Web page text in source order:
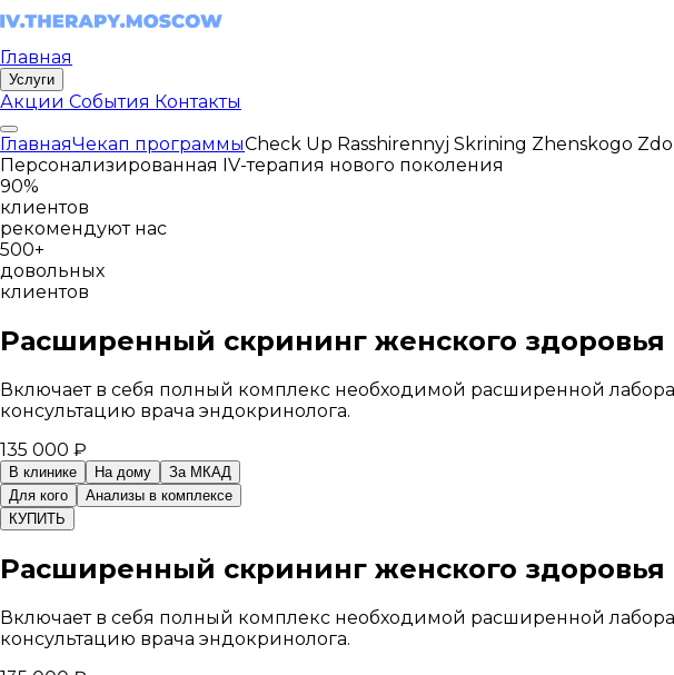
Главная
Услуги
Акции События Контакты
ГлавнаяЧекап программыCheck Up Rasshirennyj Skrining Zhenskogo
Персонализированная IV-терапия нового поколения
90%
клиентов
рекомендуют нас
500+
довольных
клиентов
Расширенный скрининг женского здоровья
Включает в себя полный комплекс необходимой расширенной
консультацию врача эндокринолога.
135 000 ₽
В клинике На дому
За МКАД
Для кого
Анализы в комплексе
КУПИТЬ
Расширенный скрининг женского здоровья
Включает в себя полный комплекс необходимой расширенной
консультацию врача эндокринолога.